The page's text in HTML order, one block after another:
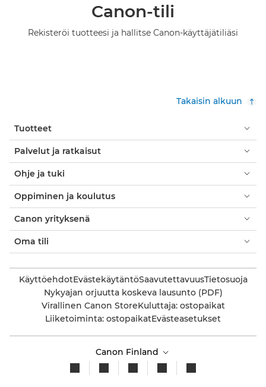
Canon-tili
Rekisteröi tuotteesi ja hallitse Canon-käyttäjätiliäsi
Takaisin alkuun
Tuotteet
Palvelut ja ratkaisut
Ohje ja tuki
Oppiminen ja koulutus
Canon yrityksenä
Oma tili
KäyttöehdotEvästekäytäntöSaavutettavuusTietosuoja
Nykyajan orjuutta koskeva lausunto (PDF)
Virallinen Canon StoreKuluttaja: ostopaikat
Liiketoiminta: ostopaikatEvästeasetukset
Canon Finland